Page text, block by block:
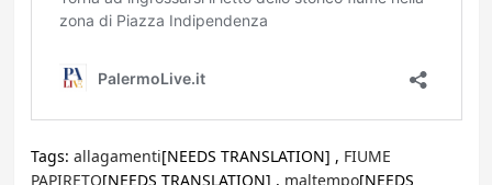
Tags: allagamenti[NEEDS TRANSLATION] , FIUME
PAPIRETO[NEEDS TRANSLATION] , maltempo[NEEDS